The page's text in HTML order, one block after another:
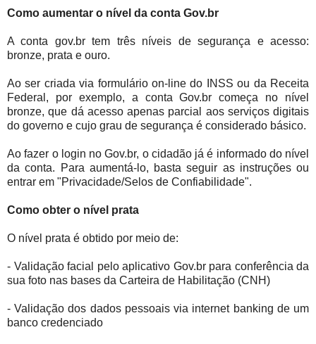
Como aumentar o nível da conta Gov.br
A conta gov.br tem três níveis de segurança e acesso:
bronze, prata e ouro.
Ao ser criada via formulário on-line do INSS ou da Receita
Federal, por exemplo, a conta Gov.br começa no nível
bronze, que dá acesso apenas parcial aos serviços digitais
do governo e cujo grau de segurança é considerado básico.
Ao fazer o login no Gov.br, o cidadão já é informado do nível
da conta. Para aumentá-lo, basta seguir as instruções ou
entrar em "Privacidade/Selos de Confiabilidade".
Como obter o nível prata
O nível prata é obtido por meio de:
- Validação facial pelo aplicativo Gov.br para conferência da
sua foto nas bases da Carteira de Habilitação (CNH)
- Validação dos dados pessoais via internet banking de um
banco credenciado